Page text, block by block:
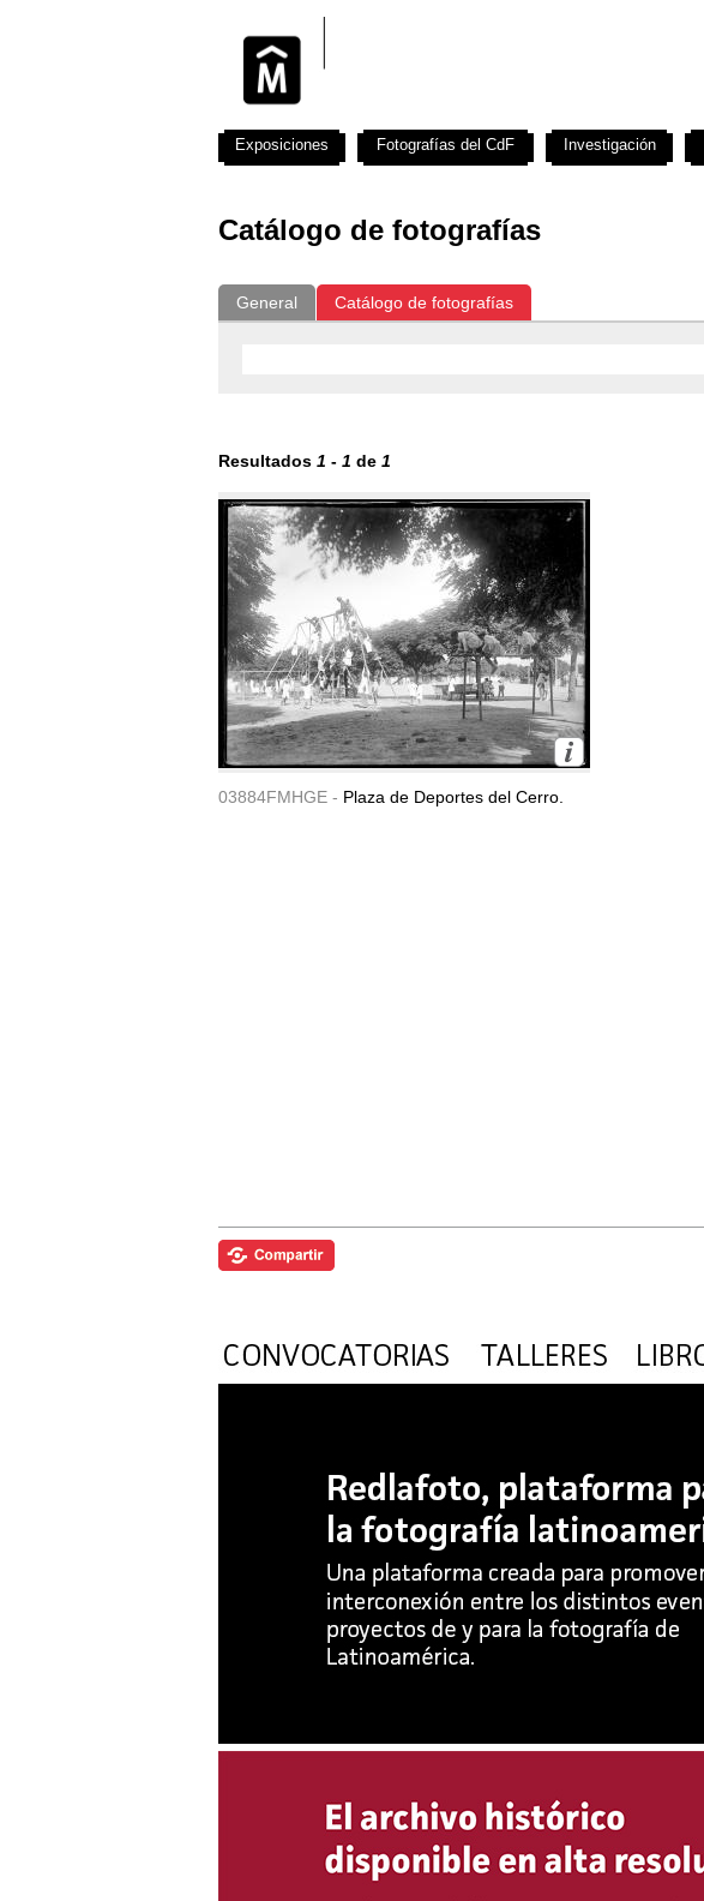
Catálogo de fotografías
General Catálogo de fotografías
Resultados 1 - 1 de 1
03884FMHGE - Plaza de Deportes del Cerro.
Exposiciones Fotografías del CdF Investigación